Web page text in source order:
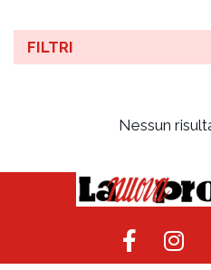
FILTRI
Nessun